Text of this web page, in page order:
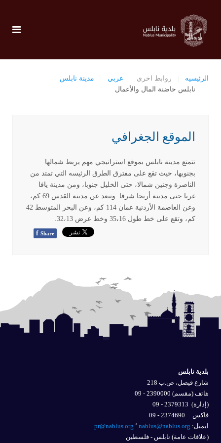
الرئيسيه روابط اخرى عربي
مدينة نابلس
نابلس حاضنة المال والأعمال
الموقع الجغرافي
تتمتع مدينة نابلس بموقع استراتيجي مهم يربط شمالها
بجنوبها، حيث تقع على مفترق الطرق الرئيسه التي تمتد من
الناصرة وجنين شمالا، حتى الخليل جنوبا، ومن مدينة يافا
غربا حتى مدينة أريحا شرقا. وتبعد عن مدينة القدس 69 كم،
وعن العاصمة الأردنية عمان 114 كم، وعن البحر المتوسط 42
كم، وتقع على خط طول 35،16 وخط عرض 32،13.
f Share
بلدية نابلس
شارع فيصل، ص.ب 218
هاتف (مقسم) 2390000 - 09
(إدارة)
فاكس 2374690 - 09
ايميل: nablus@nablus.org
pr@nablus.org
(علاقات عامة) نابلس - فلسطين